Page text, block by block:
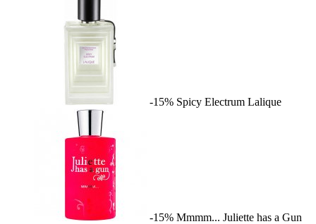
-15% Spicy Electrum Lalique
-15% Mmmm... Juliette has a Gun